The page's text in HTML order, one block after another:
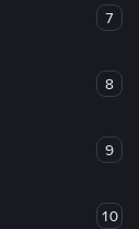
7
8
9
10